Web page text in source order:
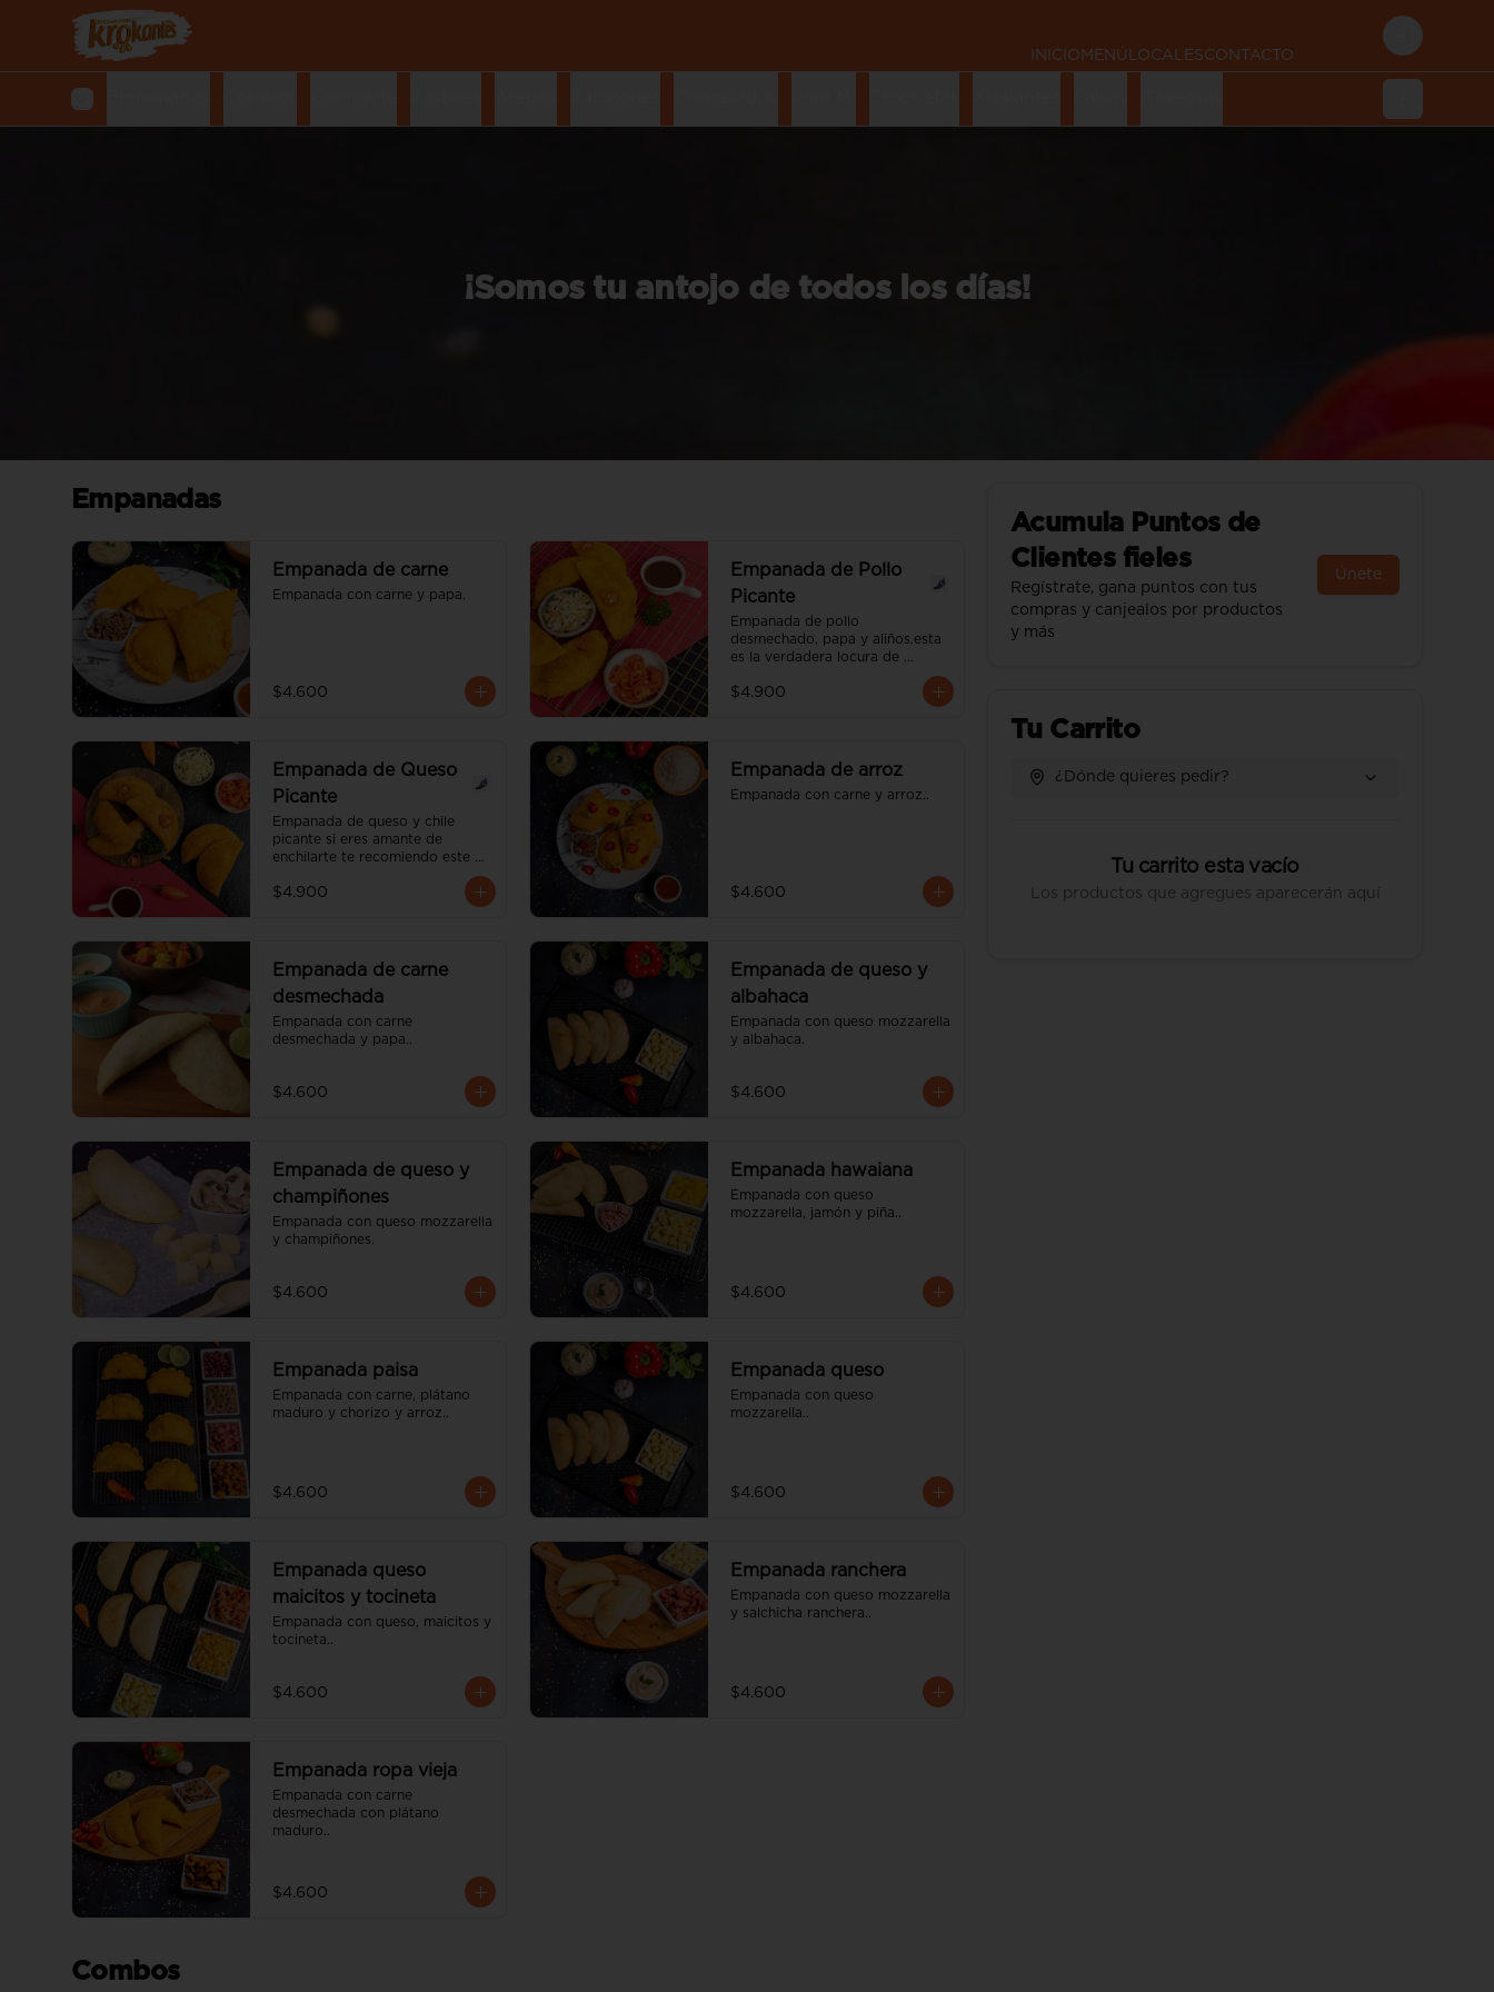
INICIO MENÚ LOCALESCONTACTO
Login
¡Somos tu antojo de todos los días!
Empanadas
Empanada de carne
Empanada con carne y papa.
$4.600
Empanada de Pollo
Picante
Empanada de pollo
desmechado, papa y aliños.esta
es la verdadera locura de
empanada, ese chile picante te
va encartar. el nivel de pique es
$4.900
Empanada de Queso
Picante
Empanada de queso y chile
picante si eres amante de
enchilarte te recomiendo este
encantar.el grado de picante es
$4.900
Empanada de arroz
Empanada con carne y arroz..
$4.600
Empanada de carne
desmechada
Empanada con carne
desmechada y papa..
$4.600
Empanada de queso y
albahaca
Empanada con queso mozzarella
y albahaca.
$4.600
Empanada de queso y
champiñones
Empanada con queso mozzarella
y champiñones.
$4.600
Empanada hawaiana
Empanada con queso
mozzarella, jamón y piña..
$4.600
Empanada paisa
Empanada con carne, plátano
maduro y chorizo y arroz..
$4.600
Empanada queso
Empanada con queso
mozzarella..
$4.600
Empanada queso
maicitos y tocineta
Empanada con queso, maicitos y
tocineta..
$4.600
Empanada ranchera
Empanada con queso mozzarella
y salchicha ranchera..
$4.600
Empanada ropa vieja
Empanada con carne
desmechada con plátano
maduro..
$4.600
Combos
Acumula Puntos de
Clientes fieles
Regístrate, gana puntos con tus
compras y canjealos por productos
y más
Únete
Tu Carrito
¿Dónde quieres pedir?
Tu carrito esta vacío
Los productos que agregues aparecerán aquí